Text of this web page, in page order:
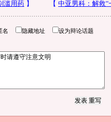
名 隐藏地址 设为辩论话题